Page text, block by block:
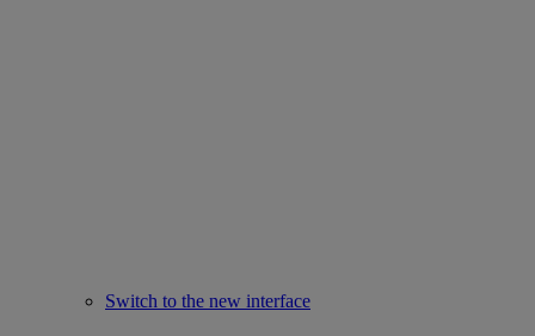
Switch to the new interface